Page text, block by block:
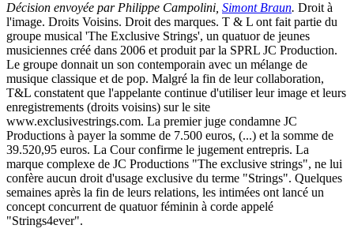
Décision envoyée par Philippe Campolini, Simont Braun. Droit à
l'image. Droits Voisins. Droit des marques. T & L ont fait partie du
groupe musical 'The Exclusive Strings', un quatuor de jeunes
musiciennes créé dans 2006 et produit par la SPRL JC Production.
Le groupe donnait un son contemporain avec un mélange de
musique classique et de pop. Malgré la fin de leur collaboration,
T&L constatent que l'appelante continue d'utiliser leur image et leurs
enregistrements (droits voisins) sur le site
www.exclusivestrings.com. La premier juge condamne JC
Productions à payer la somme de 7.500 euros, (...) et la somme de
39.520,95 euros. La Cour confirme le jugement entrepris. La
marque complexe de JC Productions "The exclusive strings", ne lui
confère aucun droit d'usage exclusive du terme "Strings". Quelques
semaines après la fin de leurs relations, les intimées ont lancé un
concept concurrent de quatuor féminin à corde appelé
"Strings4ever".